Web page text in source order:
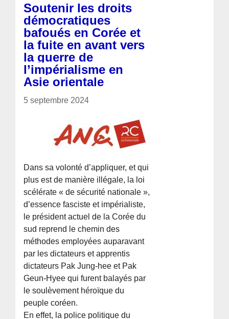
Soutenir les droits
démocratiques
bafoués en Corée et
la fuite en avant vers
la guerre de
l’impérialisme en
Asie orientale
5 septembre 2024
Dans sa volonté d’appliquer, et qui
plus est de manière illégale, la loi
scélérate « de sécurité nationale »,
d’essence fasciste et impérialiste,
le président actuel de la Corée du
sud reprend le chemin des
méthodes employées auparavant
par les dictateurs et apprentis
dictateurs Pak Jung-hee et Pak
Geun-Hyee qui furent balayés par
le soulèvement héroïque du
peuple coréen.
En effet, la police politique du